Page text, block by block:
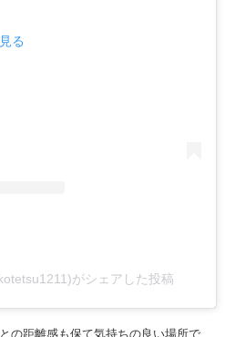
る
がシェアした投稿
の距離感も保て気持ちの良い場所で